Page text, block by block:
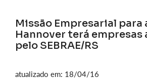
Missão Empresarial para
Hannover terá empresas
pelo SEBRAE/RS
atualizado em: 18/04/16